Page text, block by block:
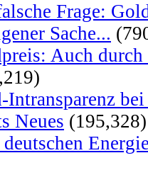
Frage:
Sache...
Auch
Intransparenz
Neues (195,328)